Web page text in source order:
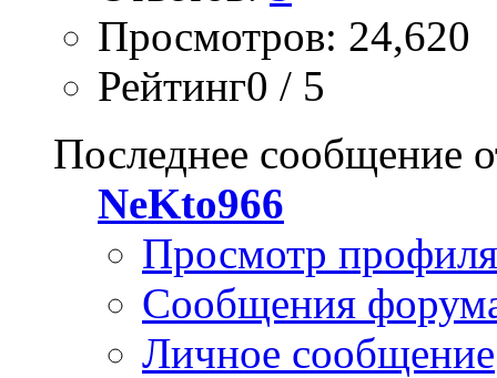
Просмотров: 24,620
Рейтинг0 / 5
Последнее сообщение
NeKto966
Просмотр профиля
Сообщения
Личное сообщение